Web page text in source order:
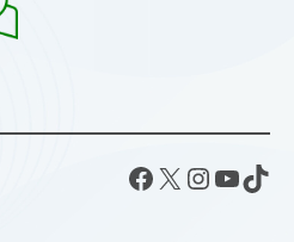
Facebook X InstagramYouTube TikTok